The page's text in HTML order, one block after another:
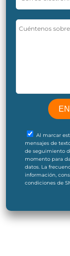
Al marcar
mensajes de
de seguimiento
momento para
datos. La
información,
condiciones de